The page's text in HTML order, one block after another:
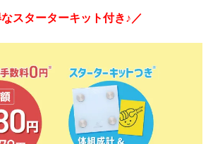
スターターキット付き♪／